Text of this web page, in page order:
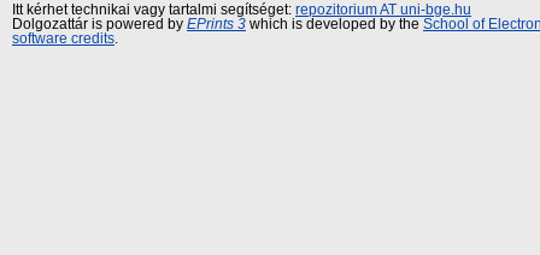
Itt kérhet technikai vagy tartalmi segítséget: repozitorium AT uni-bge.hu
Dolgozattár is powered by EPrints 3 which is developed by the School of
software credits